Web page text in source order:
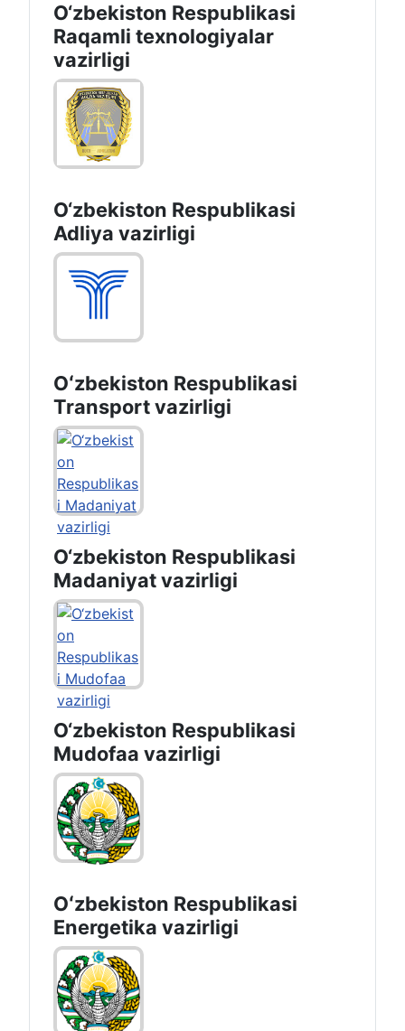
O‘zbekiston Respublikasi
Raqamli texnologiyalar
vazirligi
O‘zbekiston Respublikasi
Adliya vazirligi
Oʻzbekiston Respublikasi
Transport vazirligi
O‘zbekiston Respublikasi
Madaniyat vazirligi
O‘zbekiston Respublikasi
Mudofaa vazirligi
Oʻzbekiston Respublikasi
Energetika vazirligi